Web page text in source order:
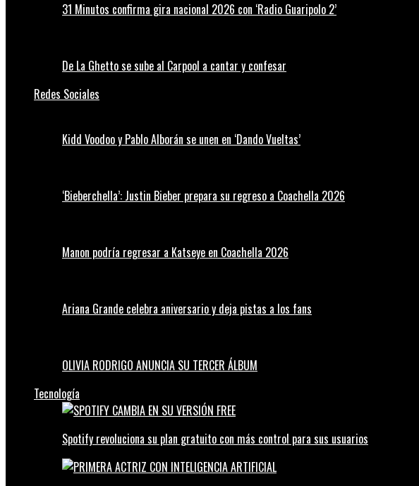
31 Minutos confirma gira nacional 2026 con ‘Radio Guaripolo 2’
De La Ghetto se sube al Carpool a cantar y confesar
Redes Sociales
Kidd Voodoo y Pablo Alborán se unen en ‘Dando Vueltas’
‘Bieberchella’: Justin Bieber prepara su regreso a Coachella 2026
Manon podría regresar a Katseye en Coachella 2026
Ariana Grande celebra aniversario y deja pistas a los fans
OLIVIA RODRIGO ANUNCIA SU TERCER ÁLBUM
Tecnología
Spotify revoluciona su plan gratuito con más control para sus usuarios